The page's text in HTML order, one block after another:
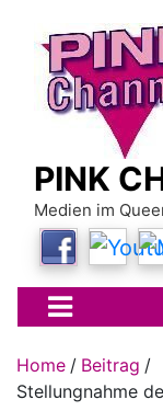
content
PINK
Medien im
Home
Beitrag
Stellungnahme